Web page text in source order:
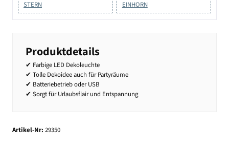
STERN EINHORN
Produktdetails
✔ Farbige LED Dekoleuchte
✔ Tolle Dekoidee auch für Partyräume
✔ Batteriebetrieb oder USB
✔ Sorgt für Urlaubsflair und Entspannung
Artikel-Nr: 29350